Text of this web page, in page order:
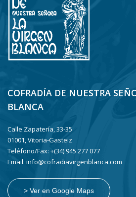
COFRADÍA DE NUESTRA
BLANCA
Calle Zapatería, 33-35
01001, Vitoria-Gasteiz
Teléfono/Fax: +(34) 945 277 077
Email: info@cofradiavirgenblanca.com
> Ver en Google Maps